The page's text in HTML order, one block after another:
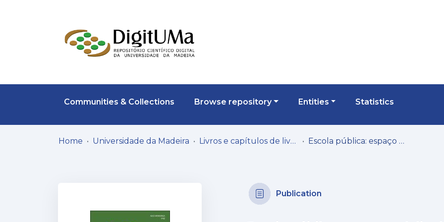
Communities & Collections Browse repository Entities Statistics
Home Universidade da Madeira Livros e capítulos de livros Escola pública: espaço privilegiado de inovação pedagógica (?)
Publication